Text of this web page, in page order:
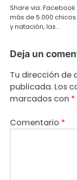
Share via:
más de 5.000
y natación, las…
Deja un
Tu dirección de
publicada. Los
marcados con *
Comentario *